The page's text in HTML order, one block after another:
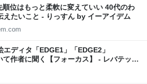
位はもっと柔軟に変えていい 40代のわ
えたいこと - りっすん by イーアイデム
ディタ「EDGE1」「EDGE2」
て作者に聞く【フォーカス】 - レバテック